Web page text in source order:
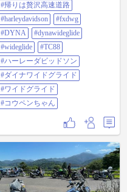
#帰りは贅沢高速道路
#harleydavidson
#fxdwg
#DYNA
#dynawideglide
#wideglide
#TC88
#ハーレーダビッドソン
#ダイナワイドグライド
#ワイドグライド
#コウペンちゃん